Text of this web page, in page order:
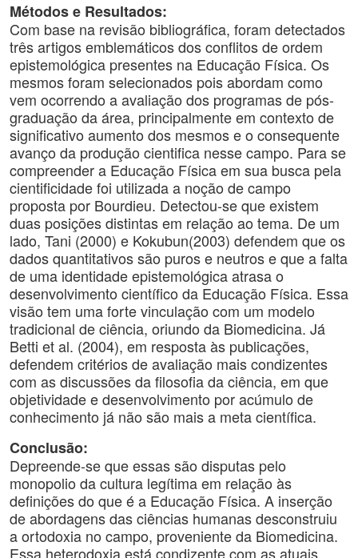
Métodos e Resultados:
Com base na revisão bibliográfica, foram detectados
três artigos emblemáticos dos conflitos de ordem
epistemológica presentes na Educação Física. Os
mesmos foram selecionados pois abordam como
vem ocorrendo a avaliação dos programas de pós-
graduação da área, principalmente em contexto de
significativo aumento dos mesmos e o consequente
avanço da produção cientifica nesse campo. Para se
compreender a Educação Física em sua busca pela
cientificidade foi utilizada a noção de campo
proposta por Bourdieu. Detectou-se que existem
duas posições distintas em relação ao tema. De um
lado, Tani (2000) e Kokubun(2003) defendem que os
dados quantitativos são puros e neutros e que a falta
de uma identidade epistemológica atrasa o
desenvolvimento científico da Educação Física. Essa
visão tem uma forte vinculação com um modelo
tradicional de ciência, oriundo da Biomedicina. Já
Betti et al. (2004), em resposta às publicações,
defendem critérios de avaliação mais condizentes
com as discussões da filosofia da ciência, em que
objetividade e desenvolvimento por acúmulo de
conhecimento já não são mais a meta científica.
Conclusão:
Depreende-se que essas são disputas pelo
monopolio da cultura legítima em relação às
definições do que é a Educação Física. A inserção
de abordagens das ciências humanas desconstruiu
a ortodoxia no campo, proveniente da Biomedicina.
Essa heterodoxia está condizente com as atuais